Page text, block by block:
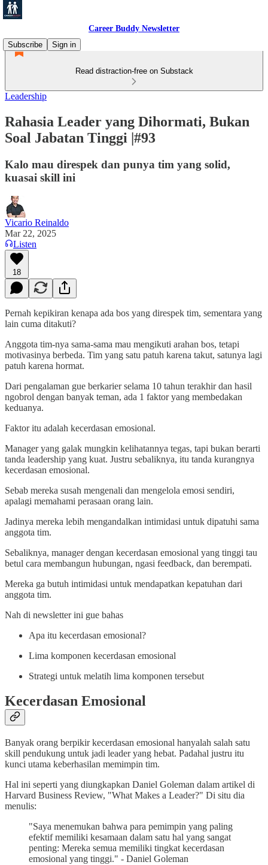
Career Buddy Newsletter
Subscribe
Sign in
Read distraction-free on Substack
Leadership
Rahasia Leader yang Dihormati, Bukan
Soal Jabatan Tinggi |#93
Kalo mau direspek dan punya tim yang solid,
kuasai skill ini
Vicario Reinaldo
Mar 22, 2025
Listen
18
Pernah kepikiran kenapa ada bos yang direspek tim, sementara yang
lain cuma ditakuti?
Anggota tim-nya sama-sama mau mengikuti arahan bos, tetapi
motivasinya berbeda. Tim yang satu patuh karena takut, satunya lagi
patuh karena hormat.
Dari pengalaman gue berkarier selama 10 tahun terakhir dan hasil
ngobrol dengan banyak teman, ada 1 faktor yang membedakan
keduanya.
Faktor itu adalah kecerdasan emosional.
Manager yang galak mungkin kelihatannya tegas, tapi bukan berarti
tanda leadership yang kuat. Justru sebaliknya, itu tanda kurangnya
kecerdasan emosional.
Sebab mereka susah mengenali dan mengelola emosi sendiri,
apalagi memahami perasaan orang lain.
Jadinya mereka lebih mengandalkan intimidasi untuk dipatuhi sama
anggota tim.
Sebaliknya, manager dengan kecerdasan emosional yang tinggi tau
betul cara membangun hubungan, ngasi feedback, dan berempati.
Mereka ga butuh intimidasi untuk mendapatkan kepatuhan dari
anggota tim.
Nah di newsletter ini gue bahas
Apa itu kecerdasan emosional?
Lima komponen kecerdasan emosional
Strategi untuk melatih lima komponen tersebut
Kecerdasan Emosional
Banyak orang berpikir kecerdasan emosional hanyalah salah satu
skill pendukung untuk jadi leader yang hebat. Padahal justru itu
kunci utama keberhasilan memimpin tim.
Hal ini seperti yang diungkapkan Daniel Goleman dalam artikel di
Harvard Business Review, "What Makes a Leader?" Di situ dia
menulis:
"Saya menemukan bahwa para pemimpin yang paling
efektif memiliki kesamaan dalam satu hal yang sangat
penting: Mereka semua memiliki tingkat kecerdasan
emosional yang tinggi." - Daniel Goleman